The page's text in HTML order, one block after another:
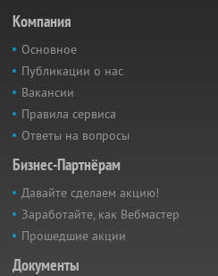
Компания
Основное
Публикации о нас
Вакансии
Правила сервиса
Ответы на вопросы
Бизнес-Партнёрам
Давайте сделаем акцию!
Заработайте, как Вебмастер
Прошедшие акции
Документы